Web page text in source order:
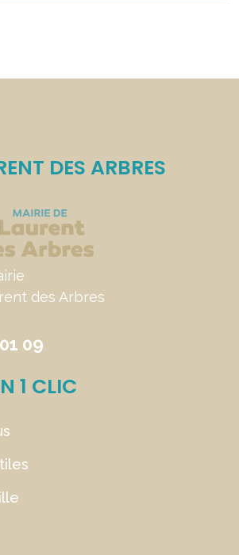
DES ARBRES
des Arbres
09
1 CLIC